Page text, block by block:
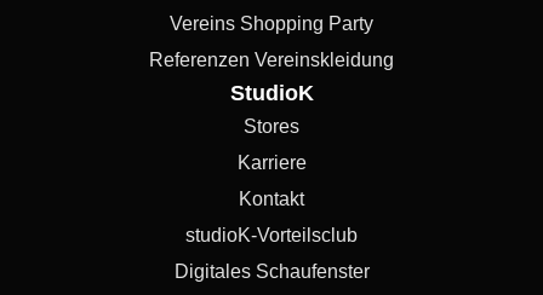
Vereins Shopping Party
Referenzen Vereinskleidung
StudioK
Stores
Karriere
Kontakt
studioK-Vorteilsclub
Digitales Schaufenster